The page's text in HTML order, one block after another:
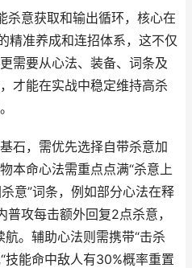
杀意获取和输出循环，核心在
精准养成和连招体系，这不仅
需要从心法、装备、词条及
才能在实战中稳定维持高杀
石，需优先选择自带杀意加
本命心法需重点点满“杀意上
意”词条，例如部分心法在释
攻每击额外回复2点杀意，
。辅助心法则需携带“击杀
技能命中敌人有30%概率重置